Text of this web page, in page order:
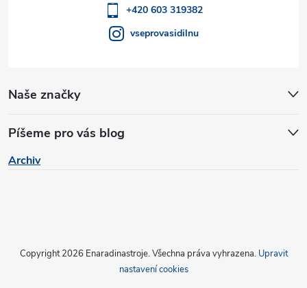
Naše značky
Píšeme pro vás blog
Archiv
+420 603 319382
vseprovasidilnu
Copyright 2026 Enaradinastroje. Všechna práva vyhrazena. Upravit
nastavení cookies